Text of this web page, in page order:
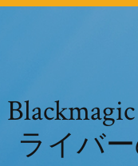
ライバ